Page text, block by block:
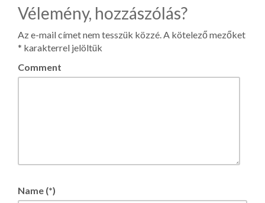
Vélemény, hozzászólás?
Az e-mail címet nem tesszük közzé. A kötelező mezőket
* karakterrel jelöltük
Comment
Name (*)